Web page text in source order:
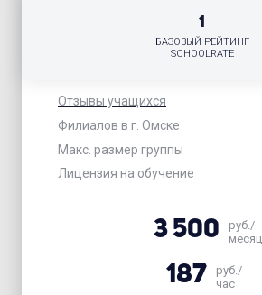
Отзывы учащихся
Филиалов в г. Омске
Макс. размер группы
Лицензия на обучение
1
БАЗОВЫЙ РЕЙТИНГ
SCHOOLRATE
3 500
руб./
месяц
187
руб./
час